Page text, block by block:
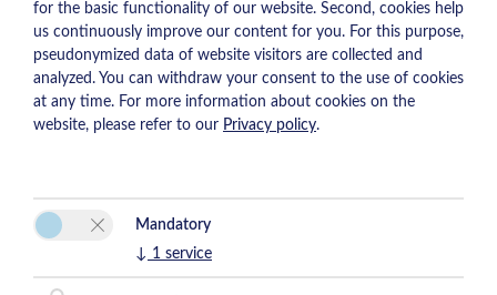
1 Fleiding
Tweepersoonskamer
Gezellige kamer met tweepersoonsbed, zithoek, tv en gratis
WiFi. Eigen badkamer met douche en toilet. Ideaal voor
stellen of twee personen. Geen balkon, maar wel rustig
Boeken
for the basic functionality of our website. Second, cookies help
us continuously improve our content for you. For this purpose,
pseudonymized data of website visitors are collected and
analyzed. You can withdraw your consent to the use of cookies
at any time. For more information about cookies on the
website, please refer to our Privacy policy.
Mandatory
↓ 1 service